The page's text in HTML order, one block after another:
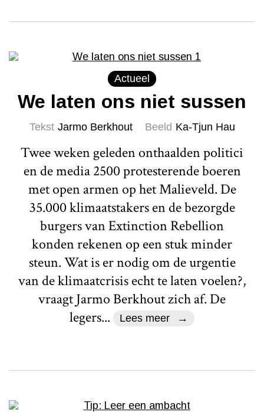
Actueel
We laten ons niet sussen
Tekst Jarmo Berkhout Beeld Ka-Tjun Hau
Twee weken geleden onthaalden politici
en de media 2500 protesterende boeren
met open armen op het Malieveld. De
35.000 klimaatstakers en de bezorgde
burgers van Extinction Rebellion
konden rekenen op een stuk minder
steun. Wat is er nodig om de urgentie
van de klimaatcrisis echt te laten voelen?,
vraagt Jarmo Berkhout zich af. De
legers...
Lees meer